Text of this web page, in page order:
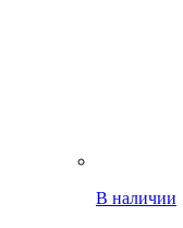
В наличии